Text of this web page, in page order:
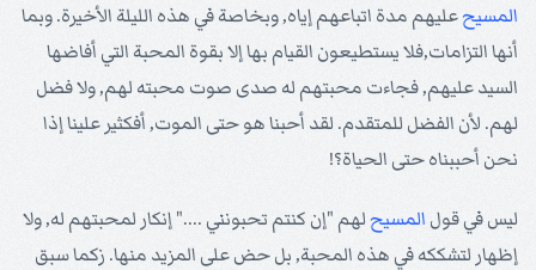
المسيحعليهم مدة اتباعهم إياه, وبخاصة في هذه الليلة الأخيرة. وبما
أنها التزامات,فلا يستطيعون القيام بها إلا بقوة المحبة التي أفاضها
السيد عليهم, فجاءت محبتهم له صدى صوت محبته لهم, ولا فضل
لهم. لأن الفضل للمتقدم. لقد أحبنا هو حتى الموت, أفكثير علينا إذا
نحن أحببناه حتى الحياة؟!
ليس في قول المسيح لهم "إن كنتم تحبونني ...." إنكار لمحبتهم له, ولا
إظهار لتشككه في هذه المحبة, بل حض على المزيد منها. زكما سبق